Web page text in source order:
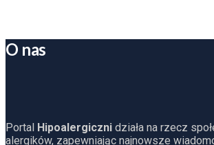
O nas
Portal Hipoalergiczni działa na rzecz
alergików, zapewniając najnowsze